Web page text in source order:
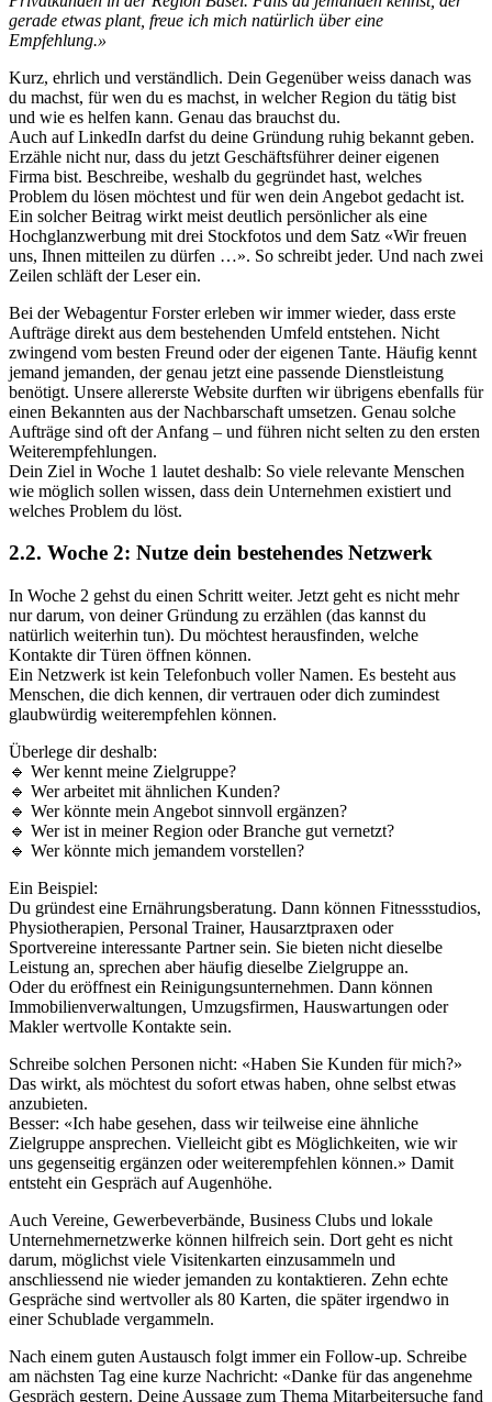
gerade etwas plant, freue ich mich natürlich über eine
Empfehlung.»
Kurz, ehrlich und verständlich. Dein Gegenüber weiss danach was
du machst, für wen du es machst, in welcher Region du tätig bist
und wie es helfen kann. Genau das brauchst du.
Auch auf LinkedIn darfst du deine Gründung ruhig bekannt geben.
Erzähle nicht nur, dass du jetzt Geschäftsführer deiner eigenen
Firma bist. Beschreibe, weshalb du gegründet hast, welches
Problem du lösen möchtest und für wen dein Angebot gedacht ist.
Ein solcher Beitrag wirkt meist deutlich persönlicher als eine
Hochglanzwerbung mit drei Stockfotos und dem Satz «Wir freuen
uns, Ihnen mitteilen zu dürfen …». So schreibt jeder. Und nach zwei
Zeilen schläft der Leser ein.
Bei der Webagentur Forster erleben wir immer wieder, dass erste
Aufträge direkt aus dem bestehenden Umfeld entstehen. Nicht
zwingend vom besten Freund oder der eigenen Tante. Häufig kennt
jemand jemanden, der genau jetzt eine passende Dienstleistung
benötigt. Unsere allererste Website durften wir übrigens ebenfalls für
einen Bekannten aus der Nachbarschaft umsetzen. Genau solche
Aufträge sind oft der Anfang – und führen nicht selten zu den ersten
Weiterempfehlungen.
Dein Ziel in Woche 1 lautet deshalb: So viele relevante Menschen
wie möglich sollen wissen, dass dein Unternehmen existiert und
welches Problem du löst.
2.2. Woche 2: Nutze dein bestehendes Netzwerk
In Woche 2 gehst du einen Schritt weiter. Jetzt geht es nicht mehr
nur darum, von deiner Gründung zu erzählen (das kannst du
natürlich weiterhin tun). Du möchtest herausfinden, welche
Kontakte dir Türen öffnen können.
Ein Netzwerk ist kein Telefonbuch voller Namen. Es besteht aus
Menschen, die dich kennen, dir vertrauen oder dich zumindest
glaubwürdig weiterempfehlen können.
Überlege dir deshalb:
🔹 Wer kennt meine Zielgruppe?
🔹 Wer arbeitet mit ähnlichen Kunden?
🔹 Wer könnte mein Angebot sinnvoll ergänzen?
🔹 Wer ist in meiner Region oder Branche gut vernetzt?
🔹 Wer könnte mich jemandem vorstellen?
Ein Beispiel:
Du gründest eine Ernährungsberatung. Dann können Fitnessstudios,
Physiotherapien, Personal Trainer, Hausarztpraxen oder
Sportvereine interessante Partner sein. Sie bieten nicht dieselbe
Leistung an, sprechen aber häufig dieselbe Zielgruppe an.
Oder du eröffnest ein Reinigungsunternehmen. Dann können
Immobilienverwaltungen, Umzugsfirmen, Hauswartungen oder
Makler wertvolle Kontakte sein.
Schreibe solchen Personen nicht: «Haben Sie Kunden für mich?»
Das wirkt, als möchtest du sofort etwas haben, ohne selbst etwas
anzubieten.
Besser: «Ich habe gesehen, dass wir teilweise eine ähnliche
Zielgruppe ansprechen. Vielleicht gibt es Möglichkeiten, wie wir
uns gegenseitig ergänzen oder weiterempfehlen können.» Damit
entsteht ein Gespräch auf Augenhöhe.
Auch Vereine, Gewerbeverbände, Business Clubs und lokale
Unternehmernetzwerke können hilfreich sein. Dort geht es nicht
darum, möglichst viele Visitenkarten einzusammeln und
anschliessend nie wieder jemanden zu kontaktieren. Zehn echte
Gespräche sind wertvoller als 80 Karten, die später irgendwo in
einer Schublade vergammeln.
Nach einem guten Austausch folgt immer ein Follow-up. Schreibe
am nächsten Tag eine kurze Nachricht: «Danke für das angenehme
Gespräch gestern. Deine Aussage zum Thema Mitarbeitersuche fand